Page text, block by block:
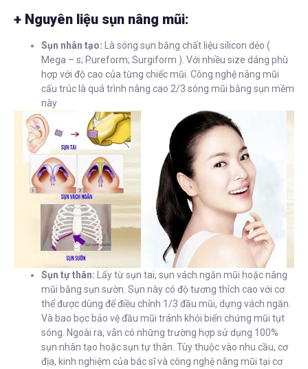
+ Nguyên liệu sụn nâng mũi:
Sụn nhân tạo: Là sóng sụn bằng chất liệu silicon dẻo (
Mega – s; Pureform; Surgiform ). Với nhiều size dáng phù
hợp với độ cao của từng chiếc mũi. Công nghệ nâng mũi
cấu trúc là quá trình nâng cao 2/3 sóng mũi bằng sụn mềm
này
Sụn tự thân: Lấy từ sụn tai, sụn vách ngăn mũi hoặc nâng
mũi bằng sụn sườn. Sụn này có độ tương thích cao với cơ
thể được dùng để điều chỉnh 1/3 đầu mũi, dựng vách ngăn.
Và bao bọc bảo vệ đầu mũi tránh khỏi biến chứng mũi tụt
sóng. Ngoài ra, vẫn có những trường hợp sử dụng 100%
sụn nhân tạo hoặc sụn tự thân. Tùy thuộc vào nhu cầu, cơ
địa, kinh nghiệm của bác sĩ và công nghệ nâng mũi tại cơ